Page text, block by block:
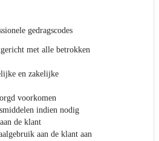
gedragscodes
met alle betrokken
en zakelijke
voorkomen
indien nodig
de klant
aan de klant aan